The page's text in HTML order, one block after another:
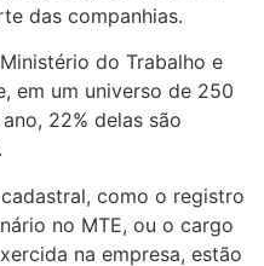
das companhias.
do Trabalho e
em um universo de 250
22% delas são
como o registro
no MTE, ou o cargo
na empresa, estão